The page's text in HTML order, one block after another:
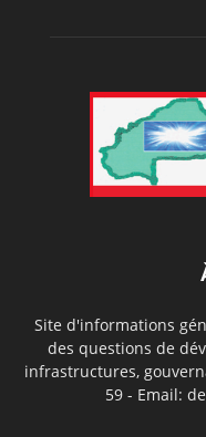
Site d'informations
des questions de
infrastructures,
59 - Email: